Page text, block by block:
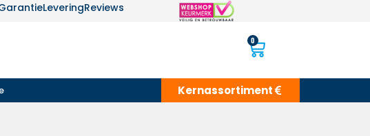
LeveringReviews
0
Kernassortiment